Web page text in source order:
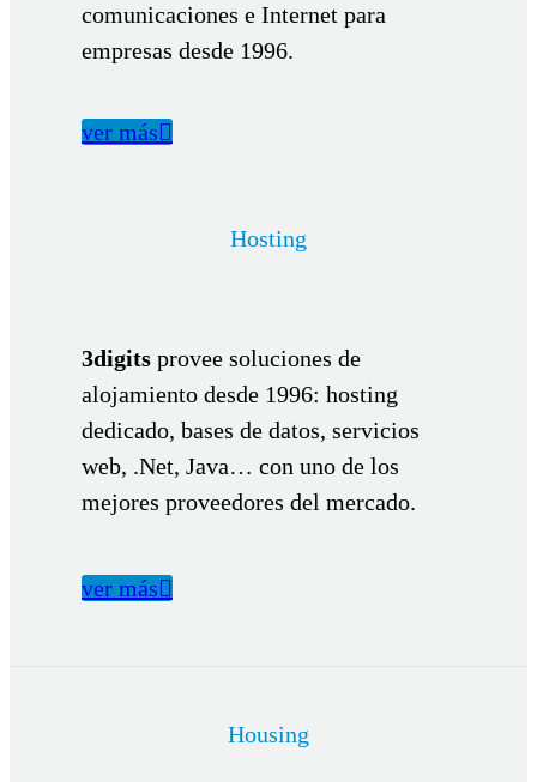
comunicaciones e Internet para
empresas desde 1996.
ver más
Hosting
3digits provee soluciones de
alojamiento desde 1996: hosting
dedicado, bases de datos, servicios
web, .Net, Java… con uno de los
mejores proveedores del mercado.
ver más
Housing